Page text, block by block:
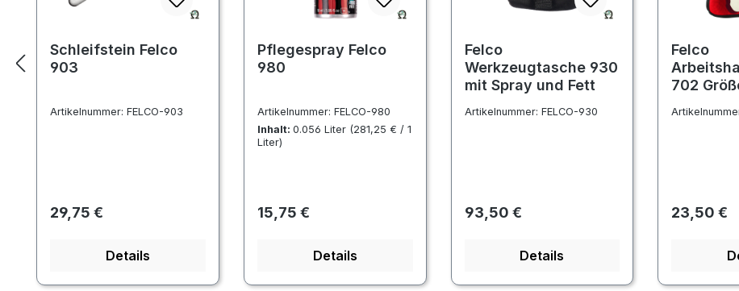
Schleifstein Felco
903
Artikelnummer: FELCO-903
Regulärer Preis:
29,75 €
Details
Pflegespray Felco
980
Artikelnummer: FELCO-980
Inhalt: 0.056 Liter (281,25 € / 1
Liter)
Regulärer Preis:
15,75 €
Details
Felco
Werkzeugtasche 930
mit Spray und Fett
Artikelnummer: FELCO-930
Regulärer Preis:
93,50 €
Details
Felco
702
Regulärer
23,50 €